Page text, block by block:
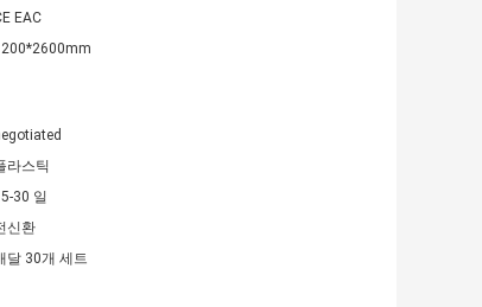
EAC
라스틱
30 일
신환
달 30개 세트